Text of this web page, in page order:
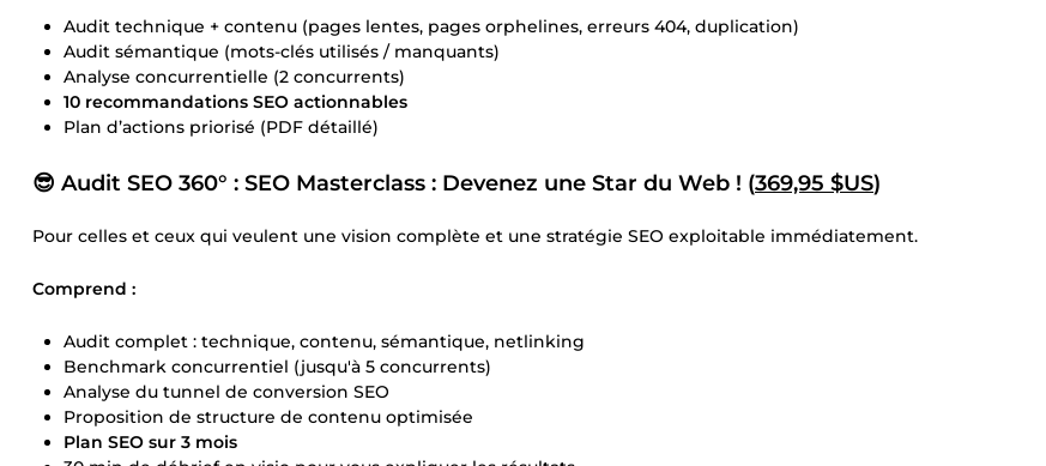
Audit technique + contenu (pages lentes, pages orphelines, erreurs 404, duplication)
Audit sémantique (mots-clés utilisés / manquants)
Analyse concurrentielle (2 concurrents)
10 recommandations SEO actionnables
Plan d’actions priorisé (PDF détaillé)
😎 Audit SEO 360° : SEO Masterclass : Devenez une Star du Web ! (369,95 $US)
Pour celles et ceux qui veulent une vision complète et une stratégie SEO exploitable immédiatement.
Comprend :
Audit complet : technique, contenu, sémantique, netlinking
Benchmark concurrentiel (jusqu'à 5 concurrents)
Analyse du tunnel de conversion SEO
Proposition de structure de contenu optimisée
Plan SEO sur 3 mois